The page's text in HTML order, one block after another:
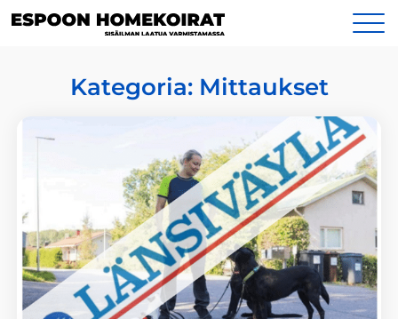
sisältöön
Yhteystiedot
Kategoria: Mittaukset